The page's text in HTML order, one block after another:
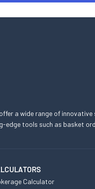
a wide range of
tools such as basket
Calculator